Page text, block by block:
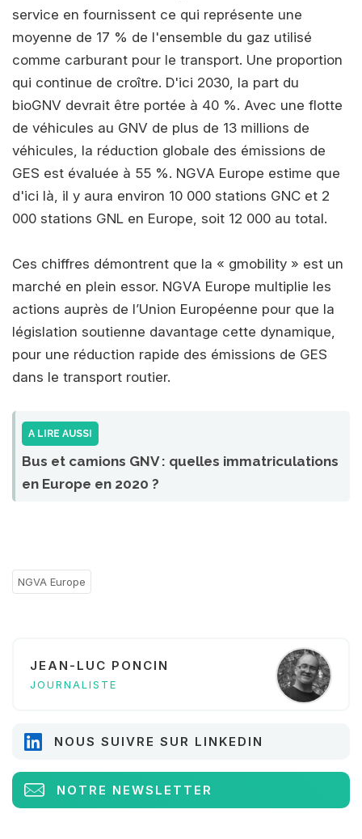
service en fournissent ce qui représente une
moyenne de 17 % de l'ensemble du gaz utilisé
comme carburant pour le transport. Une proportion
qui continue de croître. D'ici 2030, la part du
bioGNV devrait être portée à 40 %. Avec une flotte
de véhicules au GNV de plus de 13 millions de
véhicules, la réduction globale des émissions de
GES est évaluée à 55 %. NGVA Europe estime que
d'ici là, il y aura environ 10 000 stations GNC et 2
000 stations GNL en Europe, soit 12 000 au total.
Ces chiffres démontrent que la « gmobility » est un
marché en plein essor. NGVA Europe multiplie les
actions auprès de l’Union Européenne pour que la
législation soutienne davantage cette dynamique,
pour une réduction rapide des émissions de GES
dans le transport routier.
A LIRE AUSSI
Bus et camions GNV : quelles immatriculations
en Europe en 2020 ?
NGVA Europe
JEAN-LUC PONCIN
JOURNALISTE
NOUS SUIVRE SUR LINKEDIN
NOTRE NEWSLETTER